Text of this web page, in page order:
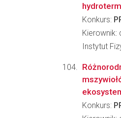
Konkurs:
Kierownik:
Instytut
Konkurs: